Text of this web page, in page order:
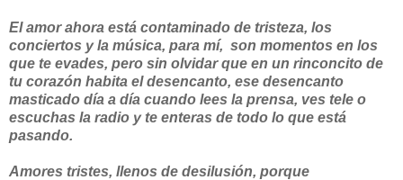
El amor ahora está contaminado de tristeza, los
conciertos y la música, para mí, son momentos en los
que te evades, pero sin olvidar que en un rinconcito de
tu corazón habita el desencanto, ese desencanto
masticado día a día cuando lees la prensa, ves tele o
escuchas la radio y te enteras de todo lo que está
pasando.
Amores tristes, llenos de desilusión, porque